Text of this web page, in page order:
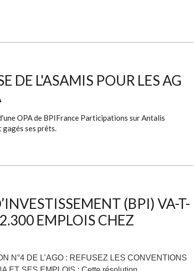
DE L'ASAMIS POUR LES AG
OPA de BPIFrance Participations sur Antalis
ses prêts.
(BPI) VA-T-
EMPLOIS CHEZ
N°4 DE L’AGO : REFUSEZ LES CONVENTIONS